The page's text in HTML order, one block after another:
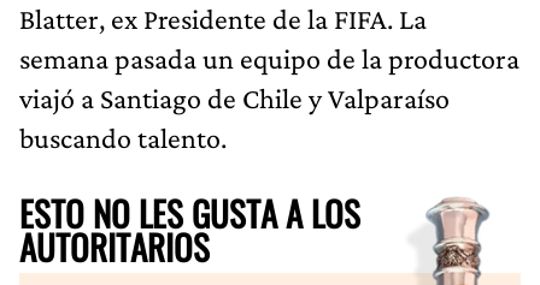
Blatter, ex Presidente de la FIFA. La
semana pasada un equipo de la productora
viajó a Santiago de Chile y Valparaíso
buscando talento.
ESTO NO LES GUSTA A LOS
AUTORITARIOS